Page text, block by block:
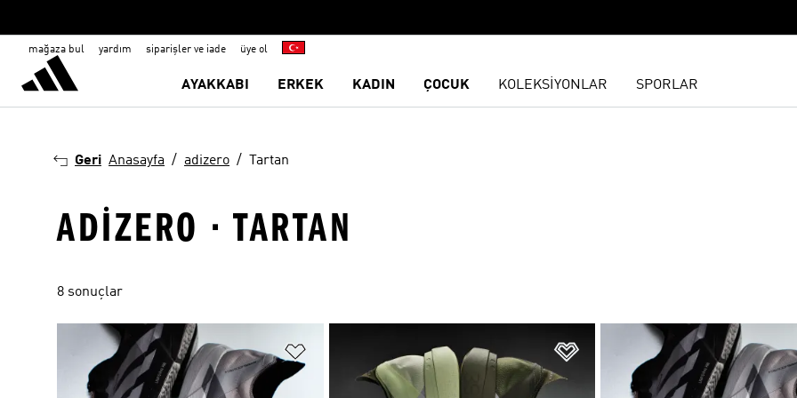
mağaza bul yardım siparişler ve iade üye ol
AYAKKABI ERKEK KADIN ÇOCUK KOLEKSİYONLAR SPORLAR
Geri Anasayfa adizero Tartan
ADIZERO · TARTAN
8 sonuçlar
Favori Listesine Ekle Favori Listesine Ekle